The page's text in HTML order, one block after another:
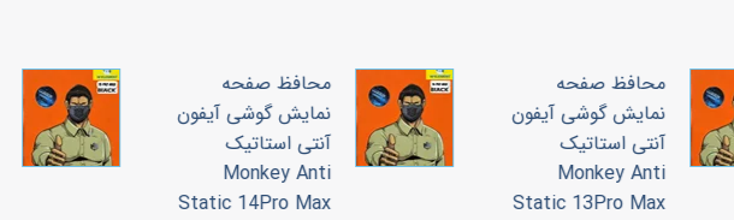
محافظ صفحه
نمایش گوشی آیفون
آنتی استاتیک
Monkey Anti
Static 13Pro Max
محافظ صفحه
نمایش گوشی آیفون
آنتی استاتیک
Monkey Anti
Static 14Pro Max